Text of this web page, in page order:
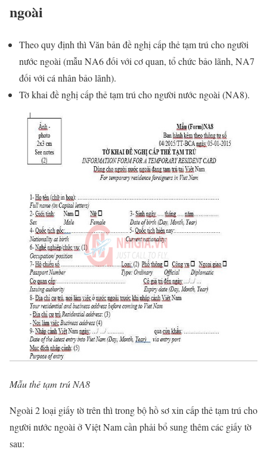
ngoài
Theo quy định thì Văn bản đề nghị cấp thẻ tạm trú cho người
nước ngoài (mẫu NA6 đối với cơ quan, tổ chức bảo lãnh, NA7
đối với cá nhân bảo lãnh).
Tờ khai đề nghị cấp thẻ tạm trú cho người nước ngoài (NA8).
Mẫu thẻ tạm trú NA8
Ngoài 2 loại giấy tờ trên thì trong bộ hồ sơ xin cấp thẻ tạm trú cho
người nước ngoài ở Việt Nam cần phải bổ sung thêm các giấy tờ
sau: